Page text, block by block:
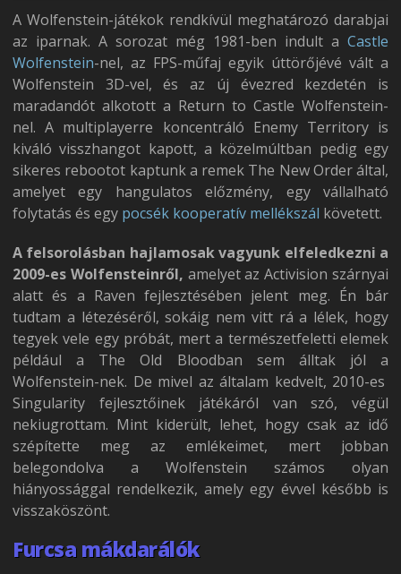
A Wolfenstein-játékok rendkívül meghatározó darabjai
az iparnak. A sorozat még 1981-ben indult a Castle
Wolfenstein-nel, az FPS-műfaj egyik úttörőjévé vált a
Wolfenstein 3D-vel, és az új évezred kezdetén is
maradandót alkotott a Return to Castle Wolfenstein-
nel. A multiplayerre koncentráló Enemy Territory is
kiváló visszhangot kapott, a közelmúltban pedig egy
sikeres rebootot kaptunk a remek The New Order által,
amelyet egy hangulatos előzmény, egy vállalható
folytatás és egy pocsék kooperatív mellékszál követett.
A felsorolásban hajlamosak vagyunk elfeledkezni a
2009-es Wolfensteinről, amelyet az Activision szárnyai
alatt és a Raven fejlesztésében jelent meg. Én bár
tudtam a létezéséről, sokáig nem vitt rá a lélek, hogy
tegyek vele egy próbát, mert a természetfeletti elemek
például a The Old Bloodban sem álltak jól a
Wolfenstein-nek. De mivel az általam kedvelt, 2010-es
Singularity fejlesztőinek játékáról van szó, végül
nekiugrottam. Mint kiderült, lehet, hogy csak az idő
szépítette meg az emlékeimet, mert jobban
belegondolva a Wolfenstein számos olyan
hiányossággal rendelkezik, amely egy évvel később is
visszaköszönt.
Furcsa mákdarálók